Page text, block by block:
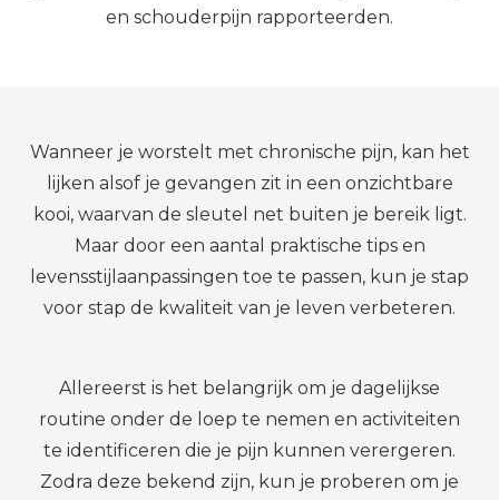
en schouderpijn rapporteerden.
Wanneer je worstelt met chronische pijn, kan het
lijken alsof je gevangen zit in een onzichtbare
kooi, waarvan de sleutel net buiten je bereik ligt.
Maar door een aantal praktische tips en
levensstijlaanpassingen toe te passen, kun je stap
voor stap de kwaliteit van je leven verbeteren.
Allereerst is het belangrijk om je dagelijkse
routine onder de loep te nemen en activiteiten
te identificeren die je pijn kunnen verergeren.
Zodra deze bekend zijn, kun je proberen om je